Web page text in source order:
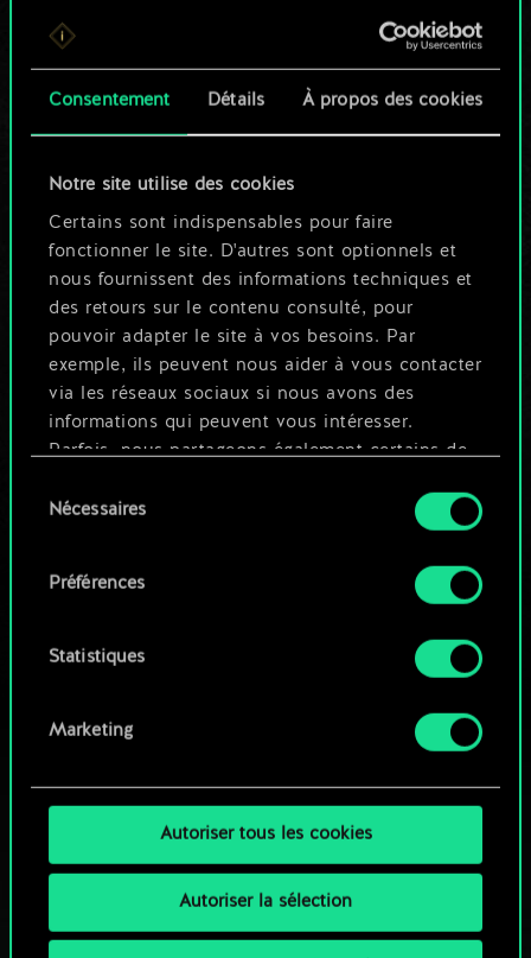
Consentement Détails À propos des cookies
Notre site utilise des cookies
Certains sont indispensables pour faire
fonctionner le site. D'autres sont optionnels et
nous fournissent des informations techniques et
des retours sur le contenu consulté, pour
pouvoir adapter le site à vos besoins. Par
exemple, ils peuvent nous aider à vous contacter
via les réseaux sociaux si nous avons des
informations qui peuvent vous intéresser.
Parfois, nous partageons également certains de
ces cookies optionnels ne seront appliqués
Vous pouvez consulter tous les détails sur notre
préférences dans le menu "Paramètres" ci-
duNécessaires
Préférences
Statistiques
Marketing
Autoriser tous les cookies
Autoriser la sélection
Pour l'instant, ce
n'est qu'un jeu de
cartes partagé.
Mais cela peut être
tellement plus !
Nommer ce jeu et créer un guide